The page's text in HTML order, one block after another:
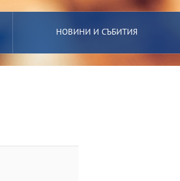
НОВИНИ И СЪБИТИЯ